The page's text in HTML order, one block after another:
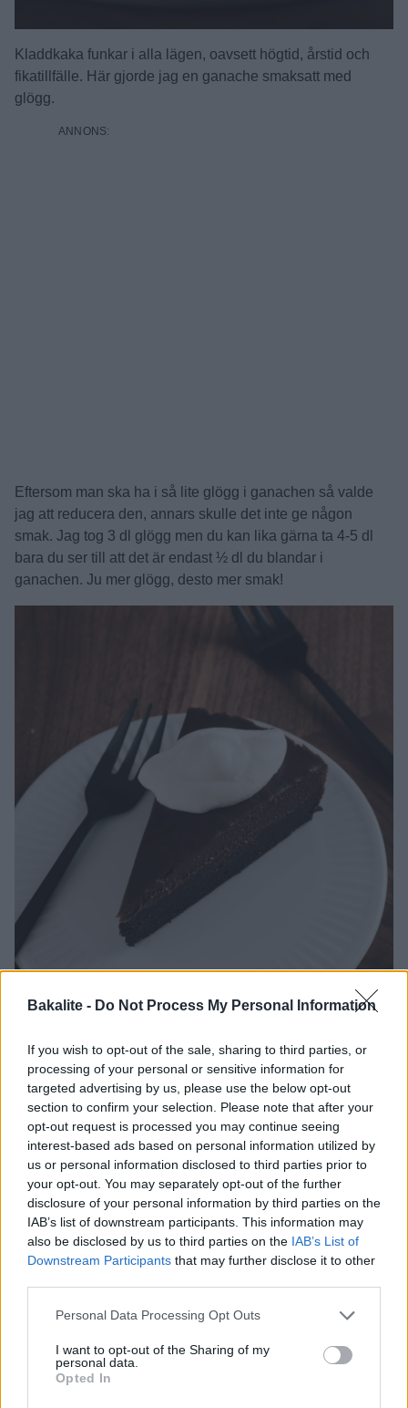
Bakalite - Do Not Process My Personal Information
If you wish to opt-out of the sale, sharing to third parties, or
processing of your personal or sensitive information for
targeted advertising by us, please use the below opt-out
section to confirm your selection. Please note that after your
opt-out request is processed you may continue seeing
interest-based ads based on personal information utilized by
us or personal information disclosed to third parties prior to
your opt-out. You may separately opt-out of the further
disclosure of your personal information by third parties on the
IAB’s list of downstream participants. This information may
also be disclosed by us to third parties on the IAB’s List of
Downstream Participants that may further disclose it to other
Personal Data Processing Opt Outs
I want to opt-out of the Sharing of my
personal data.
Opted In
Kladdkaka funkar i alla lägen, oavsett högtid, årstid och
fikatillfälle. Här gjorde jag en ganache smaksatt med
glögg.
Eftersom man ska ha i så lite glögg i ganachen så valde
jag att reducera den, annars skulle det inte ge någon
smak. Jag tog 3 dl glögg men du kan lika gärna ta 4-5 dl
bara du ser till att det är endast ½ dl du blandar i
ganachen. Ju mer glögg, desto mer smak!
Kladdkaka med glögganache
8-10 bitar
Kladdkaka:
150 g smör
2 dl farinsocker
1 dl strösocker
2 dl mjöl
½ tsk salt
Topping: